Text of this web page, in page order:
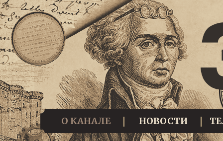
О КАНАЛЕ НОВОСТИ